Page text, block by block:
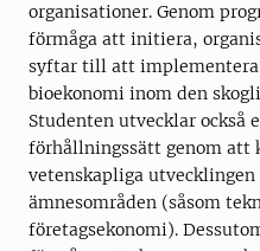
organisationer. Genom
förmåga att initiera,
syftar till att
bioekonomi inom den
Studenten utvecklar
förhållningssätt genom att
vetenskapliga
ämnesområden (såsom
företagsekonomi).